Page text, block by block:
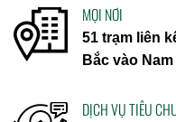
MỌI NƠI
51 trạm liên
Bắc vào Nam
DỊCH VỤ TIÊU